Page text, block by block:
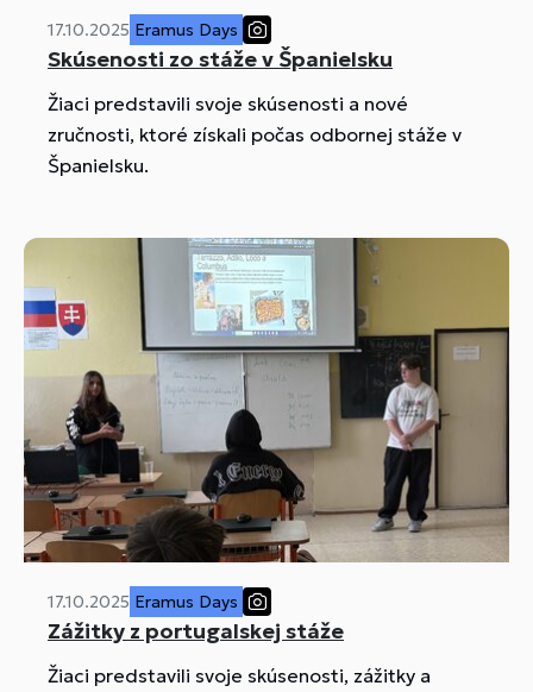
17.10.2025 Eramus Days
Skúsenosti zo stáže v Španielsku
Žiaci predstavili svoje skúsenosti a nové
zručnosti, ktoré získali počas odbornej stáže v
Španielsku.
17.10.2025 Eramus Days
Zážitky z portugalskej stáže
Žiaci predstavili svoje skúsenosti, zážitky a